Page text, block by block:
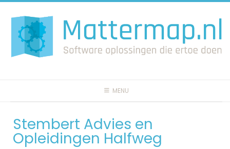
naar
inhoud
MENU
Stembert Advies en
Opleidingen Halfweg